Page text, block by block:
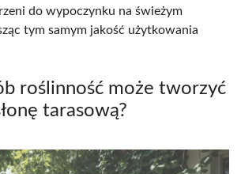
do wypoczynku na świeżym
tym samym jakość użytkowania
roślinność może tworzyć
tarasową?